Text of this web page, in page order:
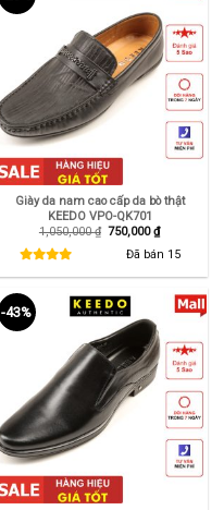
Giày da nam cao cấp da bò thật
KEEDO VPO-QK701
1,050,000₫ Giá
1,050,000 ₫.
750,000₫Giá
hiện
tại
là:
750,000 ₫.
Đã bán 15
-43%